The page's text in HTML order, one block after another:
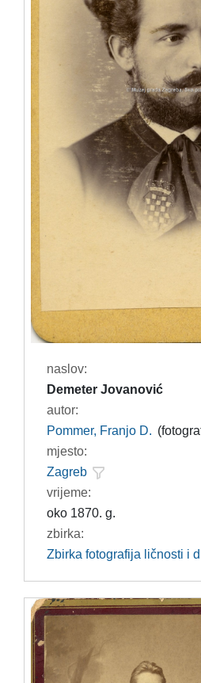
naslov:
Demeter Jovanović
autor:
Pommer, Franjo D.
mjesto:
Zagreb
vrijeme:
oko 1870. g.
zbirka:
Zbirka fotografija ličnosti i